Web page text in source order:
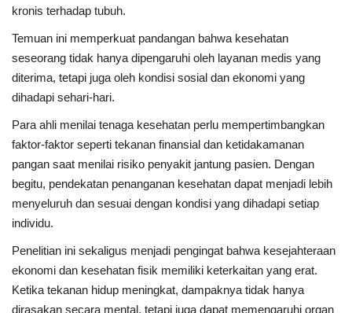
kronis terhadap tubuh.
Temuan ini memperkuat pandangan bahwa kesehatan
seseorang tidak hanya dipengaruhi oleh layanan medis yang
diterima, tetapi juga oleh kondisi sosial dan ekonomi yang
dihadapi sehari-hari.
Para ahli menilai tenaga kesehatan perlu mempertimbangkan
faktor-faktor seperti tekanan finansial dan ketidakamanan
pangan saat menilai risiko penyakit jantung pasien. Dengan
begitu, pendekatan penanganan kesehatan dapat menjadi lebih
menyeluruh dan sesuai dengan kondisi yang dihadapi setiap
individu.
Penelitian ini sekaligus menjadi pengingat bahwa kesejahteraan
ekonomi dan kesehatan fisik memiliki keterkaitan yang erat.
Ketika tekanan hidup meningkat, dampaknya tidak hanya
dirasakan secara mental, tetapi juga dapat memengaruhi organ